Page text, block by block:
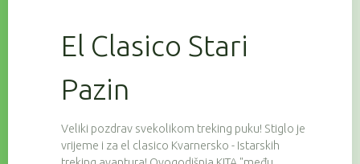
El Clasico Stari
Pazin
Veliki pozdrav svekolikom treking puku! Stiglo je
vrijeme i za el clasico Kvarnersko - Istarskih